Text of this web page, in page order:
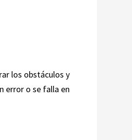
los obstáculos y
error o se falla en